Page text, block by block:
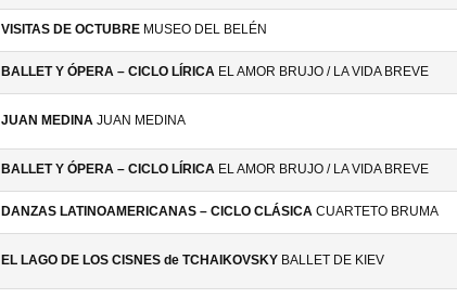
VISITAS DE OCTUBRE MUSEO DEL BELÉN
BALLET Y ÓPERA – CICLO LÍRICA EL AMOR BRUJO / LA VIDA BREVE
JUAN MEDINA JUAN MEDINA
BALLET Y ÓPERA – CICLO LÍRICA EL AMOR BRUJO / LA VIDA BREVE
DANZAS LATINOAMERICANAS – CICLO CLÁSICA CUARTETO BRUMA
EL LAGO DE LOS CISNES de TCHAIKOVSKY BALLET DE KIEV